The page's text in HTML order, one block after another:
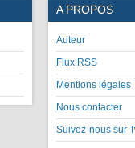
A PROPOS
Auteur
Flux RSS
Mentions légales
Nous contacter
Suivez-nous sur